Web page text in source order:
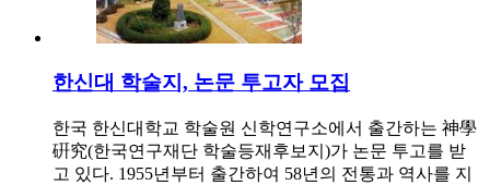
한신대 학술지, 논문 투고자 모집
한국 한신대학교 학술원 신학연구소에서 출간하는 神學
硏究(한국연구재단 학술등재후보지)가 논문 투고를 받
고 있다. 1955년부터 출간하여 58년의 전통과 역사를 지